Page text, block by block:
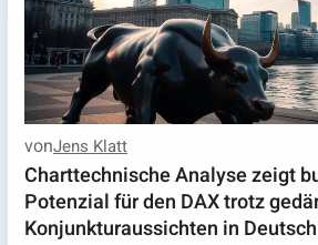
vonJens Klatt
Charttechnische Analyse zeigt
Potenzial für den DAX trotz
Konjunkturaussichten in